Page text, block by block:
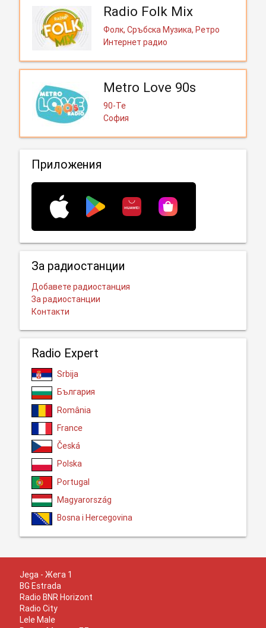
Radio Folk Mix
Фолк, Сръбска Музика, Ретро
Интернет радио
Metro Love 90s
90-Те
София
Приложения
За радиостанции
Добавете радиостанция
За радиостанции
Контакти
Radio Expert
Srbija
България
România
France
Česká
Polska
Portugal
Magyarország
Bosna i Hercegovina
Jega - Жега 1
BG Estrada
Radio BNR Horizont
Radio City
Lele Male